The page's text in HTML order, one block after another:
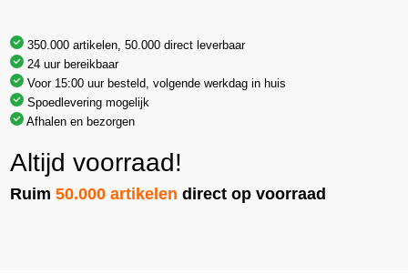
350.000 artikelen, 50.000 direct leverbaar
24 uur bereikbaar
Voor 15:00 uur besteld, volgende werkdag in huis
Spoedlevering mogelijk
Afhalen en bezorgen
Altijd voorraad!
Ruim50.000 artikelen direct op voorraad